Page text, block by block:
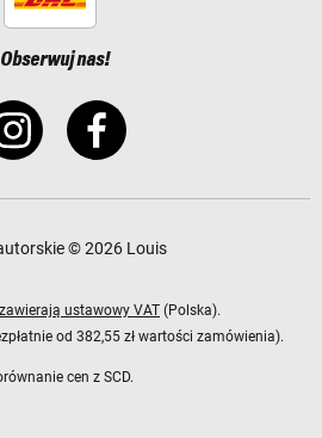
Obserwuj nas!
© 2026 Louis
zawierają ustawowy VAT (Polska).
od 382,55 zł wartości zamówienia).
cen z SCD.